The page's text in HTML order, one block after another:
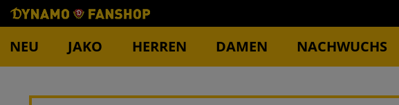
NEU JAKO HERREN DAMEN NACHWUCHS